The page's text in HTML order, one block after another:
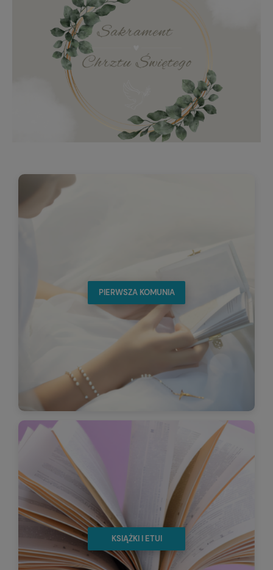
PIERWSZA KOMUNIA
KSIĄŻKI I ETUI